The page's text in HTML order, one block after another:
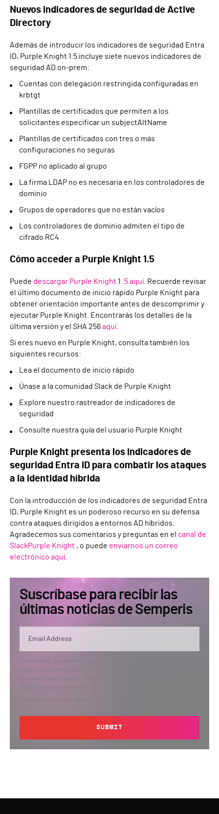
Nuevos indicadores de seguridad de Active
Directory
Además de introducir los indicadores de seguridad Entra
ID, Purple Knight 1.5 incluye siete nuevos indicadores de
seguridad AD on-prem:
Cuentas con delegación restringida configuradas en
krbtgt
Plantillas de certificados que permiten a los
solicitantes especificar un subjectAltName
Plantillas de certificados con tres o más
configuraciones no seguras
FGPP no aplicado al grupo
La firma LDAP no es necesaria en los controladores de
dominio
Grupos de operadores que no están vacíos
Los controladores de dominio admiten el tipo de
cifrado RC4
Cómo acceder a Purple Knight 1.5
Puede descargar Purple Knight 1 .5 aquí . Recuerde revisar
el último documento de inicio rápido Purple Knight para
obtener orientación importante antes de descomprimir y
ejecutar Purple Knight. Encontrarás los detalles de la
última versión y el SHA 256aquí
Si eres nuevo en Purple Knight, consulta también los
siguientes recursos:
Lea el documento de inicio rápido
Únase a la comunidad Slack de Purple Knight
Explore nuestro rastreador de indicadores de
seguridad
Consulte nuestra guía del usuario Purple Knight
Purple Knight presenta los indicadores de
seguridad Entra ID para combatir los ataques
a la identidad híbrida
Con la introducción de los indicadores de seguridad Entra
ID, Purple Knight es un poderoso recurso en su defensa
contra ataques dirigidos a entornos AD híbridos.
Agradecemos sus comentarios y preguntas en el canal de
SlackPurple Knight , o puede enviarnos un correo
electrónico aquí
Suscríbase para recibir las
últimas noticias de Semperis
By submitting, you agree that Semperis may send you information regarding its
products and services, and use and process your personal information in
accordance with Semperis’
contacting privacy@semperis.com.
This site is protected by reCAPTCHA.
SUBMIT